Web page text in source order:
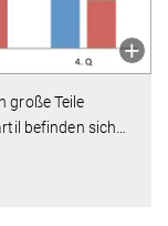
große Teile
befinden sich…